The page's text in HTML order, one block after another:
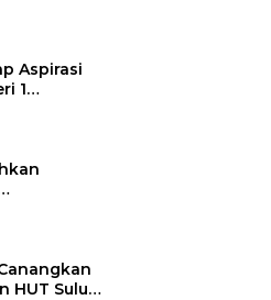
Aspirasi
1
HUT Sulut